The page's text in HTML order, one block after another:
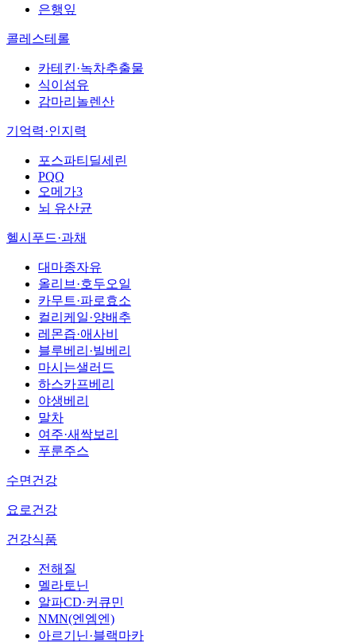
은행잎
콜레스테롤
카테킨·녹차추출물
식이섬유
감마리놀렌산
기억력·인지력
포스파티딜세린
PQQ
오메가3
뇌 유산균
헬시푸드·과채
대마종자유
올리브·호두오일
카무트·파로효소
컬리케일·양배추
레몬즙·애사비
블루베리·빌베리
마시는샐러드
하스카프베리
야생베리
말차
여주·새싹보리
푸룬주스
수면건강
요로건강
건강식품
전해질
멜라토닌
알파CD·커큐민
NMN(엔엠엔)
아르기닌·블랙마카